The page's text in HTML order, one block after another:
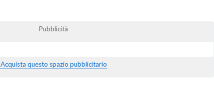
Pubblicità
Acquista questo spazio pubblicitario